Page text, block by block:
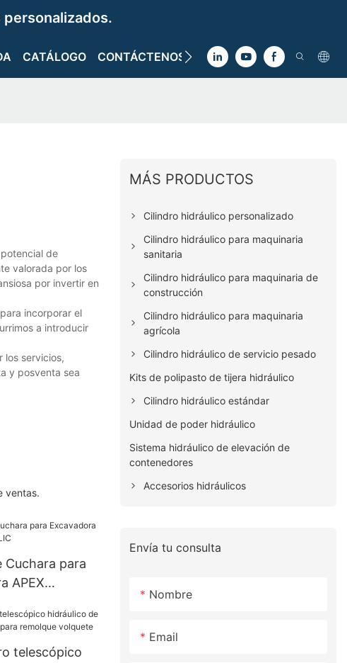
personalizados.
CATÁLOGO CONTÁCTENOS
de
valorada por los
por invertir en
incorporar el
a introducir
los servicios,
y posventa sea
ventas.
Cuchara para
APEX
telescópico
MÁS PRODUCTOS
Cilindro hidráulico personalizado
Cilindro hidráulico para maquinaria
sanitaria
Cilindro hidráulico para maquinaria de
construcción
Cilindro hidráulico para maquinaria
agrícola
Cilindro hidráulico de servicio pesado
Kits de polipasto de tijera hidráulico
Cilindro hidráulico estándar
Unidad de poder hidráulico
Sistema hidráulico de elevación de
contenedores
Accesorios hidráulicos
Envía tu consulta
Nombre
Email